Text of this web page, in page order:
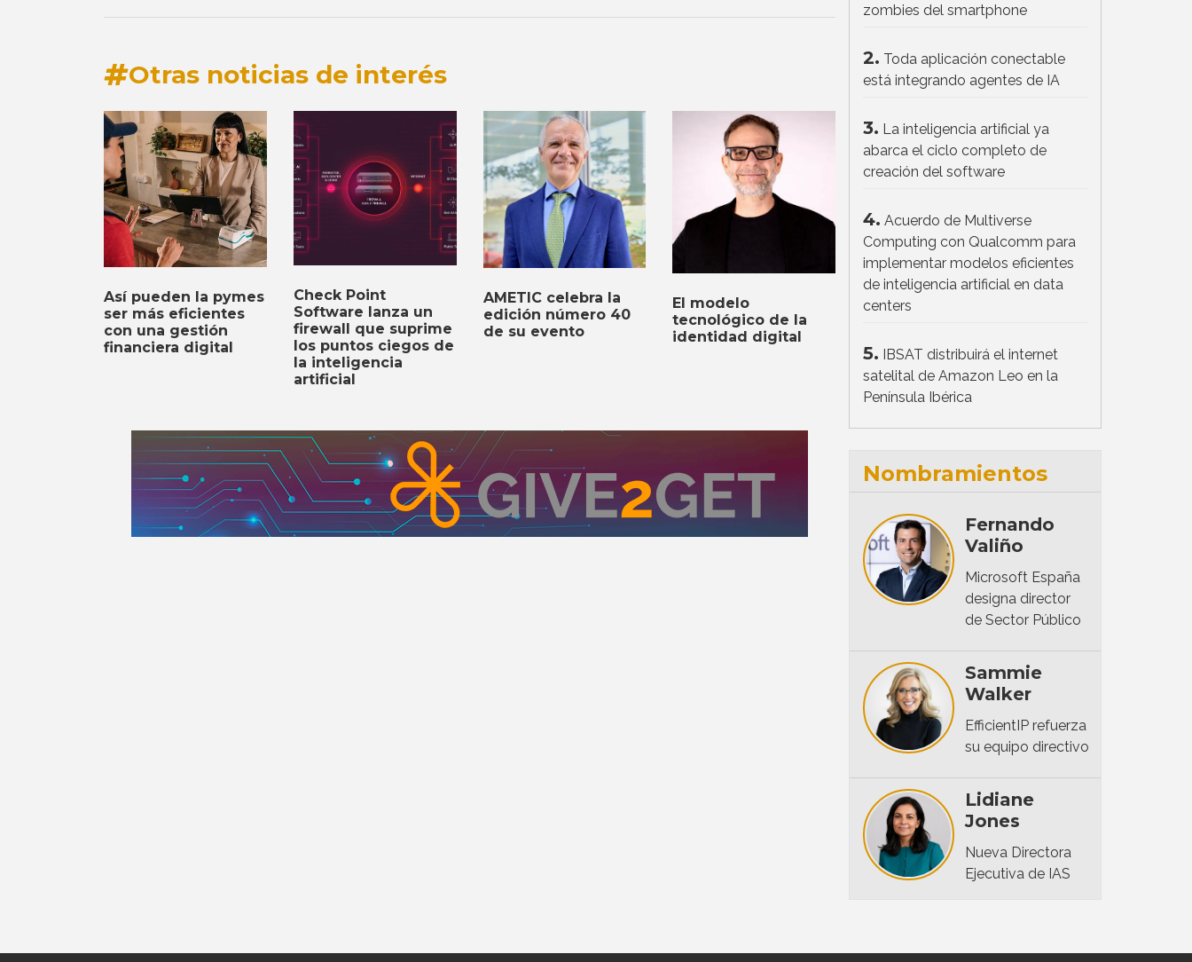
Otras noticias de interés
Así pueden la pymes
ser más eficientes
con una gestión
financiera digital
Check Point
Software lanza un
firewall que suprime
los puntos ciegos de
la inteligencia
artificial
AMETIC celebra la
edición número 40
de su evento
El modelo
tecnológico de la
identidad digital
zombies del smartphone
2. Toda aplicación conectable
está integrando agentes de IA
3. La inteligencia artificial ya
abarca el ciclo completo de
creación del software
4. Acuerdo de Multiverse
Computing con Qualcomm para
implementar modelos eficientes
de inteligencia artificial en data
centers
5. IBSAT distribuirá el internet
satelital de Amazon Leo en la
Península Ibérica
Nombramientos
Fernando
Valiño
Microsoft España
designa director
de Sector Público
Sammie
Walker
EfficientIP refuerza
su equipo directivo
Lidiane
Jones
Nueva Directora
Ejecutiva de IAS